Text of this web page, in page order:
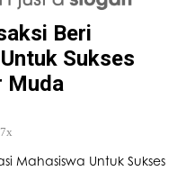
Beri
Sukses
Muda